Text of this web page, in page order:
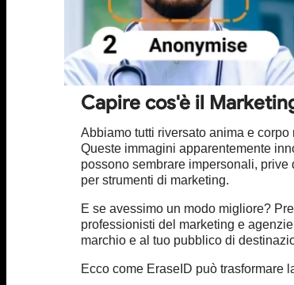
Capire cos'è il
Abbiamo tutti riversato anima e
Queste immagini apparentemente
possono sembrare impersonali,
per strumenti di marketing.
E se avessimo un modo migliore?
professionisti del marketing e
marchio e al tuo pubblico di
Ecco come EraseID può trasformare